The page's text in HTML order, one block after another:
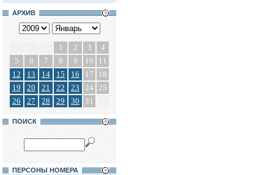
АРХИВ
1 2 3
4
5
6 7 8 9 10
11
12
13 14 15 16 17
18
19
20 21 22 23 24 25
26
27 28 29 30 31
ПОИСК
ПЕРСОНЫ НОМЕРА